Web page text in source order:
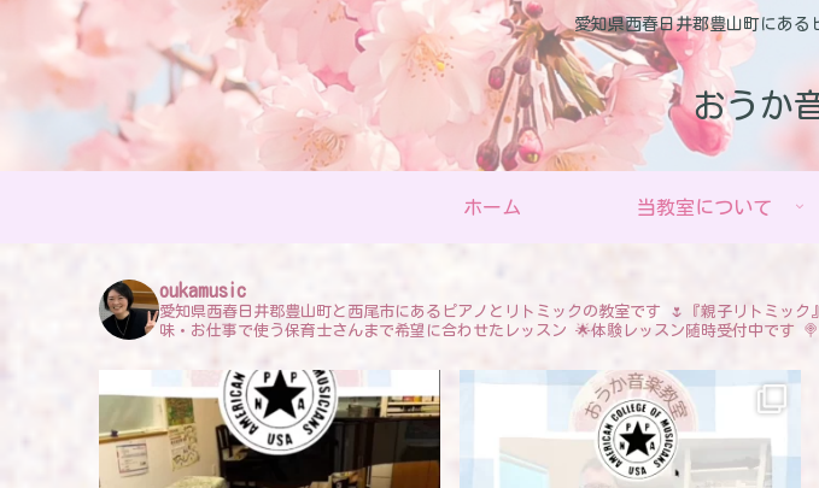
愛知県西春日井郡豊山町にある
おうか
ホーム 当教室について
oukamusic
愛知県西春日井郡豊山町と西尾市にあるピアノとリトミックの教室です 🌷『親子リトミック
味・お仕事で使う保育士さんまで希望に合わせたレッスン 🌟体験レッスン随時受付中です